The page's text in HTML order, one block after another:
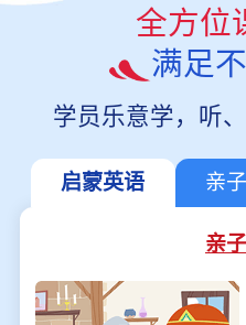
全方位
满足
学员乐意学，听
启蒙英语 亲
亲